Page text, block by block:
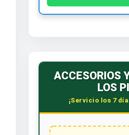
ACCESORIOS
LOS
¡Servicio los 7